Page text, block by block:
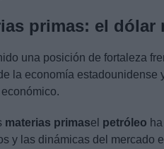
primas: el dólar
una posición de fortaleza
la economía estadounidense
materias primasel petróleo
y las dinámicas del mercado